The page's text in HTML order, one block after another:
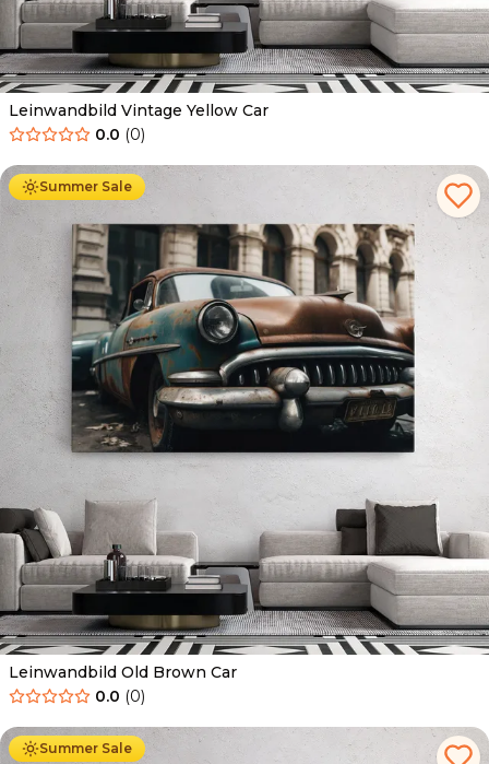
Leinwandbild Vintage Yellow Car
0.0 (0)
Summer Sale
Ab 39.90 € 34.90
Leinwandbild Old Brown Car
0.0 (0)
Summer Sale
Ab 39.90 € 34.90